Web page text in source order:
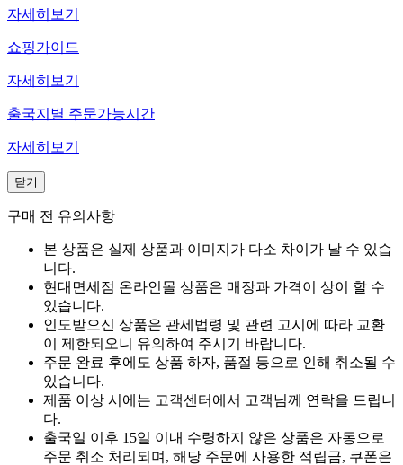
자세히보기
쇼핑가이드
자세히보기
출국지별 주문가능시간
자세히보기
닫기
구매 전 유의사항
본 상품은 실제 상품과 이미지가 다소 차이가 날 수 있습
니다.
현대면세점 온라인몰 상품은 매장과 가격이 상이 할 수
있습니다.
인도받으신 상품은 관세법령 및 관련 고시에 따라 교환
이 제한되오니 유의하여 주시기 바랍니다.
주문 완료 후에도 상품 하자, 품절 등으로 인해 취소될 수
있습니다.
제품 이상 시에는 고객센터에서 고객님께 연락을 드립니
다.
출국일 이후 15일 이내 수령하지 않은 상품은 자동으로
주문 취소 처리되며, 해당 주문에 사용한 적립금, 쿠폰은